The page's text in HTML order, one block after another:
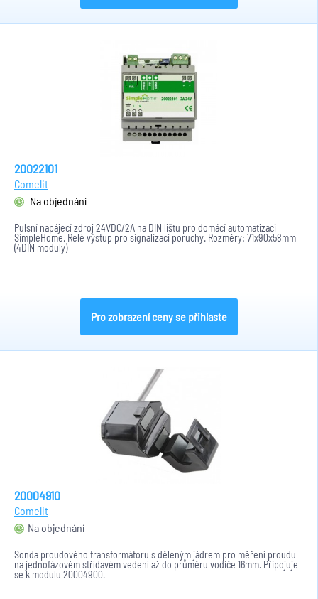
20022101
Comelit
Na objednání
Pulsní napájecí zdroj 24VDC/2A na DIN lištu pro domácí automatizaci
SimpleHome. Relé výstup pro signalizaci poruchy. Rozměry: 71x90x58mm
(4DIN moduly)
Pro zobrazení ceny se přihlaste
20004910
Comelit
Na objednání
Sonda proudového transformátoru s děleným jádrem pro měření proudu
na jednofázovém střídavém vedení až do průměru vodiče 16mm. Připojuje
se k modulu 20004900.